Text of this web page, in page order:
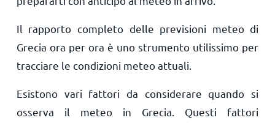
Il rapporto completo delle previsioni meteo di
Grecia ora per ora è uno strumento utilissimo per
tracciare le condizioni meteo attuali.
Esistono vari fattori da considerare quando si
osserva il meteo in Grecia. Questi fattori